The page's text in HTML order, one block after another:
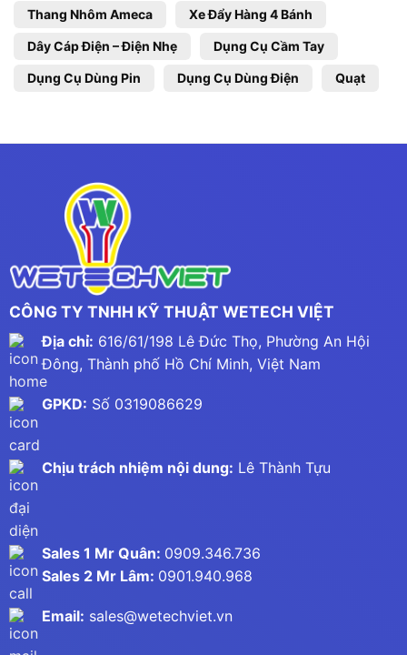
Thang Nhôm Ameca Xe Đẩy Hàng 4 Bánh
Dây Cáp Điện – Điện Nhẹ Dụng Cụ Cầm Tay
Dụng Cụ Dùng Pin Dụng Cụ Dùng Điện Quạt
CÔNG TY TNHH KỸ THUẬT WETECH VIỆT
Địa chỉ: 616/61/198 Lê Đức Thọ, Phường An Hội
Đông, Thành phố Hồ Chí Minh, Việt Nam
GPKD: Số 0319086629
Chịu trách nhiệm nội dung: Lê Thành Tựu
Sales 1 Mr Quân: 0909.346.736
Sales 2 Mr Lâm: 0901.940.968
Email: sales@wetechviet.vn